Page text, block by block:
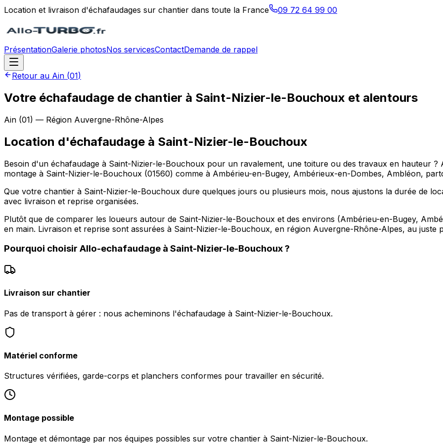
Location et livraison d'échafaudages sur chantier dans toute la France 09 72 64 99 00
PrésentationGalerie photosNos servicesContactDemande de rappel
Retour au Ain (01)
Votre échafaudage de chantier à Saint-Nizier-le-Bouchoux et alentours
Ain (01) — Région Auvergne-Rhône-Alpes
Location d'échafaudage à Saint-Nizier-le-Bouchoux
Besoin d'un échafaudage à Saint-Nizier-le-Bouchoux pour un ravalement, une toiture ou des travaux en hauteur
montage à Saint-Nizier-le-Bouchoux (01560) comme à Ambérieu-en-Bugey, Ambérieux-en-Dombes, Ambléon,
Que votre chantier à Saint-Nizier-le-Bouchoux dure quelques jours ou plusieurs mois, nous ajustons la durée de
avec livraison et reprise organisées.
Plutôt que de comparer les loueurs autour de Saint-Nizier-le-Bouchoux et des environs (Ambérieu-en-Bugey,
en main. Livraison et reprise sont assurées à Saint-Nizier-le-Bouchoux, en région Auvergne-Rhône-Alpes, au juste
Pourquoi choisir Allo-echafaudage à Saint-Nizier-le-Bouchoux?
Livraison sur chantier
Pas de transport à gérer : nous acheminons l'échafaudage à Saint-Nizier-le-Bouchoux.
Matériel conforme
Structures vérifiées, garde-corps et planchers conformes pour travailler en sécurité.
Montage possible
Montage et démontage par nos équipes possibles sur votre chantier à Saint-Nizier-le-Bouchoux.